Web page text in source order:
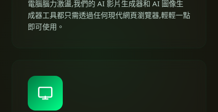
電腦腦力激盪,我們的 AI 影片生成器和 AI 圖像生
成器工具都只需透過任何現代網頁瀏覽器,輕輕一點
即可使用。